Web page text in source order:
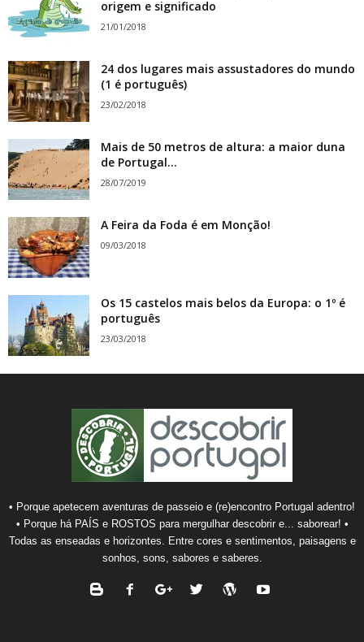
origem e significado
21/01/2018
24 dos lugares mais assustadores do mundo
(1 é português)
23/02/2018
Mais de 50 metros de altura: a maior duna
de Portugal...
28/07/2019
A Feira da Foda é em Monção!
09/03/2018
Os 15 castelos mais belos da Europa: o 1º é
português
23/03/2018
• Porque apetecem aventuras de passeio e (re)encontro Portugal adentro!
• Porque há PAÍS e ROSTOS para mergulhar descobrir e... saborear! •
Todas as enseadas e horizontes. Entre cores e sentimentos, paisagens e
sonhos, sons, sabores e saberes.